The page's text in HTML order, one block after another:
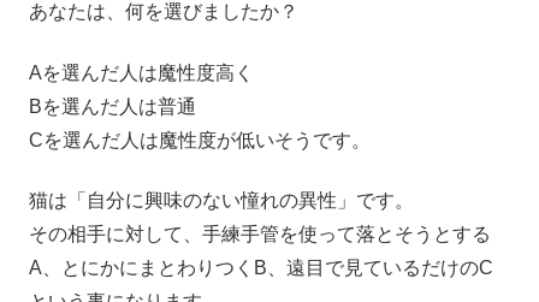
あなたは、何を選びましたか？
Aを選んだ人は魔性度高く
Bを選んだ人は普通
Cを選んだ人は魔性度が低いそうです。
猫は「自分に興味のない憧れの異性」です。
その相手に対して、手練手管を使って落とそうとする
A、とにかにまとわりつくB、遠目で見ているだけのC